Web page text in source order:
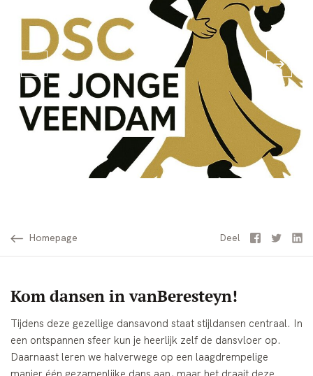
Homepage Deel Facebook
Twitter
Kom dansen in vanBeresteyn!
Tijdens deze gezellige dansavond staat stijldansen centraal. In
een ontspannen sfeer kun je heerlijk zelf de dansvloer op.
Daarnaast leren we halverwege op een laagdrempelige